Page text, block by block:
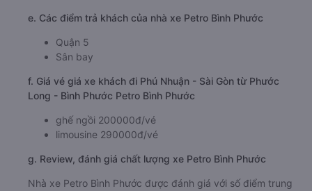
e. Các điểm trả khách của nhà xe Petro Bình Phước
Quận 5
Sân bay
f. Giá vé giá xe khách đi Phú Nhuận - Sài Gòn từ Phước
Long - Bình Phước Petro Bình Phước
ghế ngồi 200000đ/vé
limousine 290000đ/vé
g. Review, đánh giá chất lượng xe Petro Bình Phước
Nhà xe Petro Bình Phước được đánh giá với số điểm trung